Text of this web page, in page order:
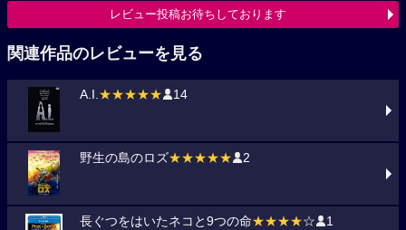
レビュー投稿お待ちしております
関連作品のレビューを見る
A.I.★★★★★ 14
野生の島のロズ★★★★★ 2
長ぐつをはいたネコと9つの命★★★★☆ 1